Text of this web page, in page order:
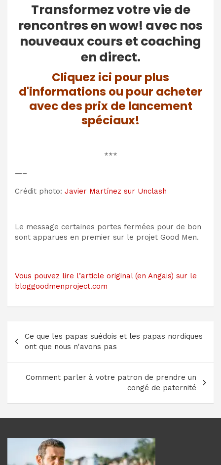
Transformez votre vie de
rencontres en wow! avec nos
nouveaux cours et coaching
en direct.
Cliquez ici pour plus
d'informations ou pour acheter
avec des prix de lancement
spéciaux!
***
—–
Crédit photo: Javier Martínez sur Unclash
Le message certaines portes fermées pour de bon
sont apparues en premier sur le projet Good Men.
Vous pouvez lire l’article original (en Angais) sur le
bloggoodmenproject.com
de
l’article
Ce que les papas suédois et les papas nordiques
ont que nous n'avons pas
Comment parler à votre patron de prendre un
congé de paternité